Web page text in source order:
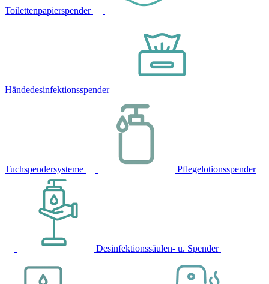
Toilettenpapierspender
Händedesinfektionsspender
Tuchspendersysteme Pflegelotionsspender
Desinfektionssäulen- u. Spender